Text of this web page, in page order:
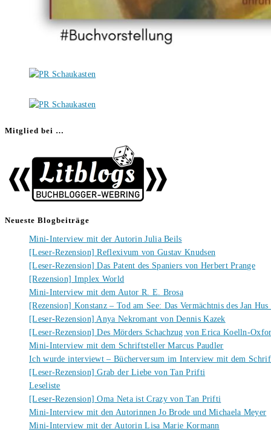
Mitglied bei …
Neueste Blogbeiträge
Mini-Interview mit der Autorin Julia Beils
[Leser-Rezension] Reflexivum von Gustav Knudsen
[Leser-Rezension] Das Patent des Spaniers von Herbert Prange
[Rezension] Implex World
Mini-Interview mit dem Autor R. E. Brosa
[Rezension] Konstanz – Tod am See: Das Vermächtnis des Jan
[Leser-Rezension] Anya Nekromant von Dennis Kazek
[Leser-Rezension] Des Mörders Schachzug von Erica Koelln-
Mini-Interview mit dem Schriftsteller Marcus Paudler
Ich wurde interviewt – Bücherversum im Interview mit dem
[Leser-Rezension] Grab der Liebe von Tan Prifti
Leseliste
[Leser-Rezension] Oma Neta ist Crazy von Tan Prifti
Mini-Interview mit den Autorinnen Jo Brode und Michaela Meyer
Mini-Interview mit der Autorin Lisa Marie Kormann